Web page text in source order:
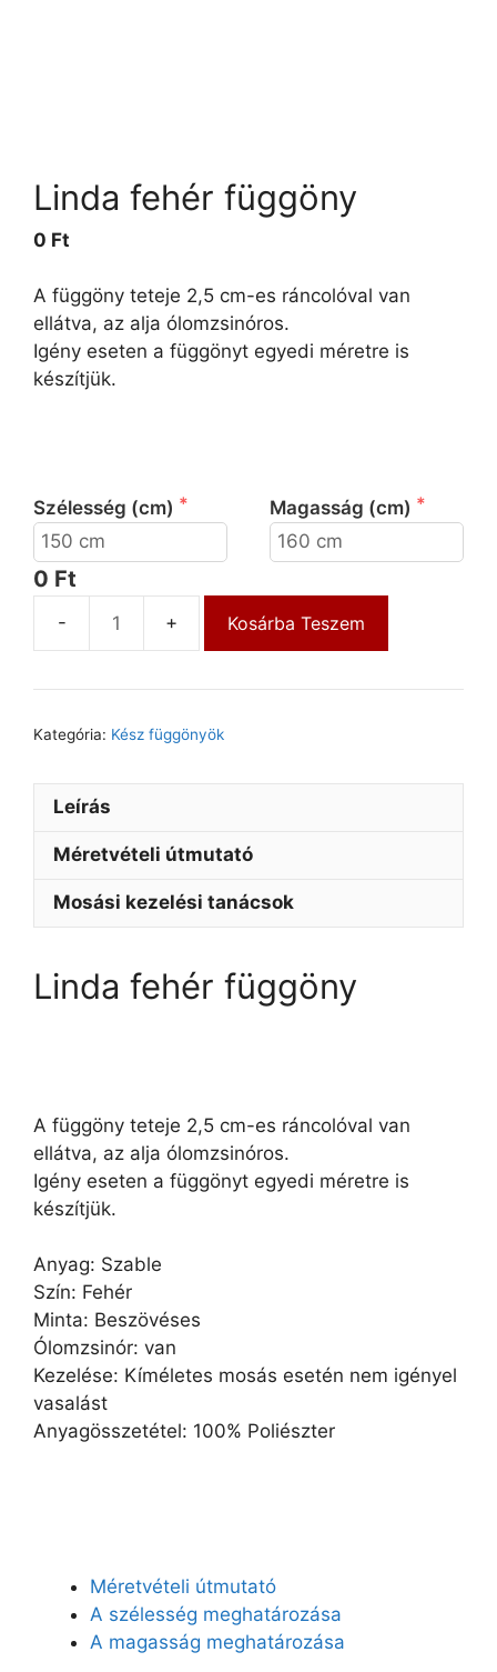
Linda fehér függöny
0 Ft
A függöny teteje 2,5 cm-es ráncolóval van
ellátva, az alja ólomzsinóros.
Igény eseten a függönyt egyedi méretre is
készítjük.
Szélesség (cm)
Magasság (cm)
0 Ft
Kosárba Teszem
Kategória: Kész függönyök
Leírás
Méretvételi útmutató
Mosási kezelési tanácsok
Linda fehér függöny
A függöny teteje 2,5 cm-es ráncolóval van
ellátva, az alja ólomzsinóros.
Igény eseten a függönyt egyedi méretre is
készítjük.
Anyag: Szable
Szín: Fehér
Minta: Beszövéses
Ólomzsinór: van
Kezelése: Kíméletes mosás esetén nem igényel
vasalást
Anyagösszetétel: 100% Poliészter
Méretvételi útmutató
A szélesség meghatározása
A magasság meghatározása